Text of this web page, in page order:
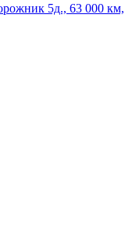
5д., 63 000 км,